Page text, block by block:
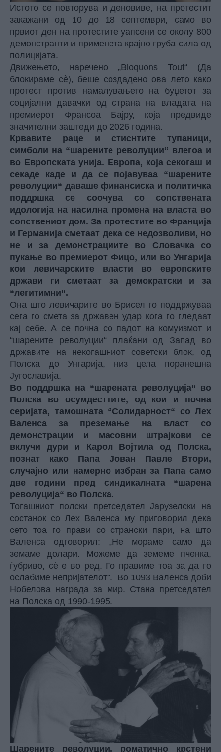
Истото се повторува и деновиве, на протестит
закажани од 10 до 18 септември, само во
првиот ден на протестите уапсени се околу 800
демонстранти и применета крајно груба сила од
полицијата.
Движењето, наречено „Bloquons Tout“ (Да
блокираме сè), беше создадено ова лето како
протест против намалувањето на буџетот за
социјални давачки од страна на владата на
премиерот Франсоа Бајру, која предвиде
значителни заштеди до 2026 година.
Крвавите раце и стиснтите тупаници,
симболи на “шарените револуции“ влегоа и
во Европската унија. Европа, која секогаш и
секаде каде и да се појавуваа “шарените
револуции“ даваше финансиска и политичка
поддршка се соочува со сопствената
идологија на насилна промена на власта во
сопствениот дом. За протестите во Франција
и Германија сметаат дека се недозволиви, но
не и за демонстрациите во Словачка со
пукање во премиерот Фицо, или во Унгарија
кои левичарските власти во европските
држави ги сметаат за демократски и за
“легитимни“.
Она што левичарите во Брисел го поддржуваа
сега го смета за државен удар кога го гледаат
кај себе. А се почна со падот на комуизмот и
“шарените револуции“ плаќани од Запад во
државите на некогашниот советски блок, од
Полска до Унгарија, низ цела поранешна
Југославија.
Во поддршка на “шарената револуција“ во
Полска во осумдесттите, од кои и почна
серијата, тамошната “Солидарност“ со Лех
Валенса за преземање на власт со
демонстрации и масовни штрајкови се
вклучи дури и Карол Војтила од Полска,
познат како Папа Јован Павле Втори,
случајно или намерно избран за Папа само
две години пред синдикалната “шарена
револуција“ во Полска.
Тогашниот полски претседател Јарузелски на
состанок со Лех Валенса му приговорил дека
сето тоа го прави со странски пари, на што
Валенса одговорил: „Не мораме само да
земаме долари. Можеме да земеме пченка,
ѓубриво, сè е во ред. Го правиме тоа за да го
ослабиме непријателот“. Во 1093 Валенса доби
Нобелова награда за мир. Стана претседател
на Полска од 1990-1995.
Шарените револуции, роматично крстени